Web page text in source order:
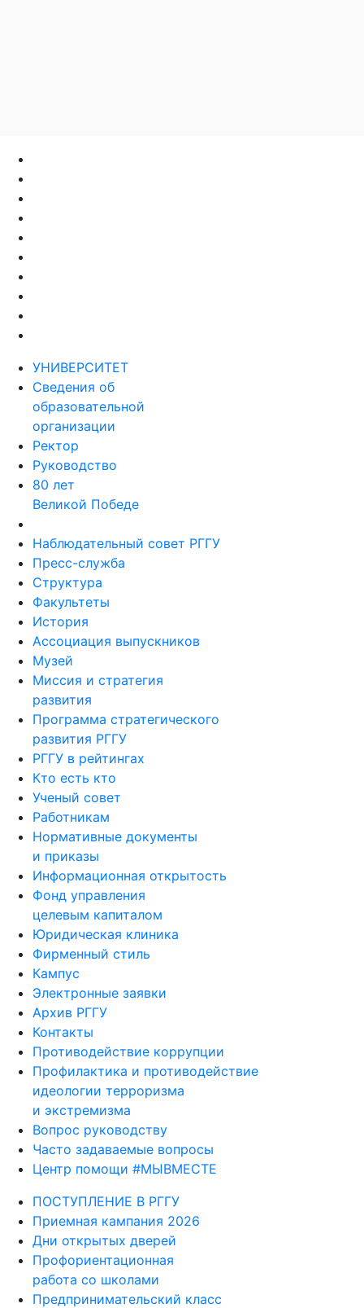
УНИВЕРСИТЕТ
Сведения об
образовательной
организации
Ректор
Руководство
80 лет
Великой Победе
Наблюдательный совет РГГУ
Пресс-служба
Структура
Факультеты
История
Ассоциация выпускников
Музей
Миссия и стратегия
развития
Программа стратегического
развития РГГУ
РГГУ в рейтингах
Кто есть кто
Ученый совет
Работникам
Нормативные документы
и приказы
Информационная открытость
Фонд управления
целевым капиталом
Юридическая клиника
Фирменный стиль
Кампус
Электронные заявки
Архив РГГУ
Контакты
Противодействие коррупции
Профилактика и противодействие
идеологии терроризма
и экстремизма
Вопрос руководству
Часто задаваемые вопросы
Центр помощи #МЫВМЕСТЕ
ПОСТУПЛЕНИЕ В РГГУ
Приемная кампания 2026
Дни открытых дверей
Профориентационная
работа со школами
Предпринимательский класс